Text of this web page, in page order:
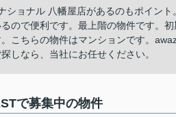
ショナル 八幡屋店があるのもポイン
ので便利です。最上階の物件です。
こちらの物件はマンションです。
しなら、当社にお任せください。
で募集中の物件